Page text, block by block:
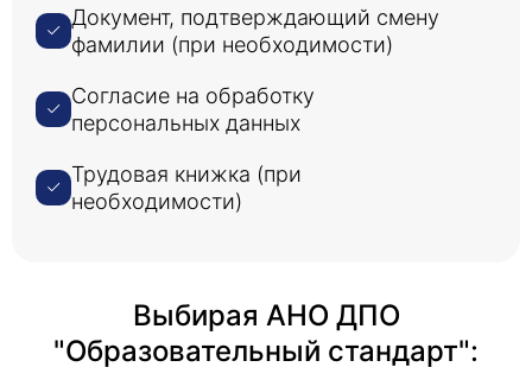
Документ, подтверждающий смену
фамилии (при необходимости)
Согласие на обработку
персональных данных
Трудовая книжка (при
необходимости)
Выбирая АНО ДПО
"Образовательный стандарт":